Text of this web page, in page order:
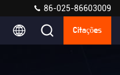
86-025-86603009
Citações